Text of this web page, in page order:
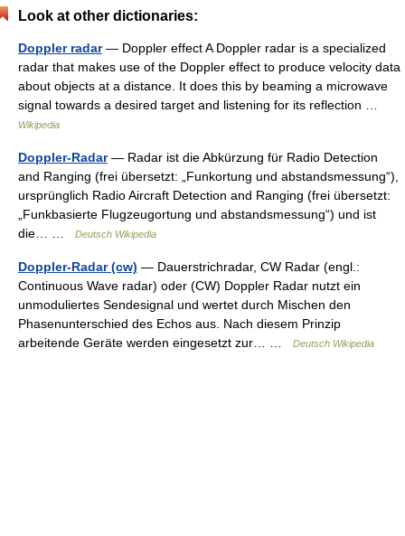
Look at other dictionaries:
Doppler radar— Doppler effect A Doppler radar is a specialized
radar that makes use of the Doppler effect to produce velocity data
about objects at a distance. It does this by beaming a microwave
signal towards a desired target and listening for its reflection …
Wikipedia
Doppler-Radar— Radar ist die Abkürzung für Radio Detection
and Ranging (frei übersetzt: „Funkortung und abstandsmessung“),
ursprünglich Radio Aircraft Detection and Ranging (frei übersetzt:
„Funkbasierte Flugzeugortung und abstandsmessung“) und ist
die… …
Deutsch Wikipedia
Doppler-Radar (cw) — Dauerstrichradar, CW Radar (engl.:
Continuous Wave radar) oder (CW) Doppler Radar nutzt ein
unmoduliertes Sendesignal und wertet durch Mischen den
Phasenunterschied des Echos aus. Nach diesem Prinzip
arbeitende Geräte werden eingesetzt zur… …
Deutsch Wikipedia